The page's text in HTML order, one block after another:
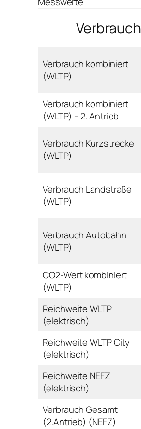
Verbrauch
Verbrauch kombiniert
(WLTP)
Verbrauch kombiniert
(WLTP) – 2. Antrieb
Verbrauch Kurzstrecke
(WLTP)
Verbrauch Landstraße
(WLTP)
Verbrauch Autobahn
(WLTP)
CO2-Wert kombiniert
(WLTP)
Reichweite WLTP
(elektrisch)
Reichweite WLTP City
(elektrisch)
Reichweite NEFZ
(elektrisch)
Verbrauch Gesamt
(2.Antrieb) (NEFZ)